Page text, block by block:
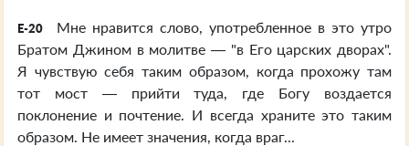
E-20
Мне нравится слово, употребленное в это утро
Братом Джином в молитве — "в Его царских дворах".
Я чувствую себя таким образом, когда прохожу там
тот мост — прийти туда, где Богу воздается
поклонение и почтение. И всегда храните это таким
образом. Не имеет значения, когда враг...